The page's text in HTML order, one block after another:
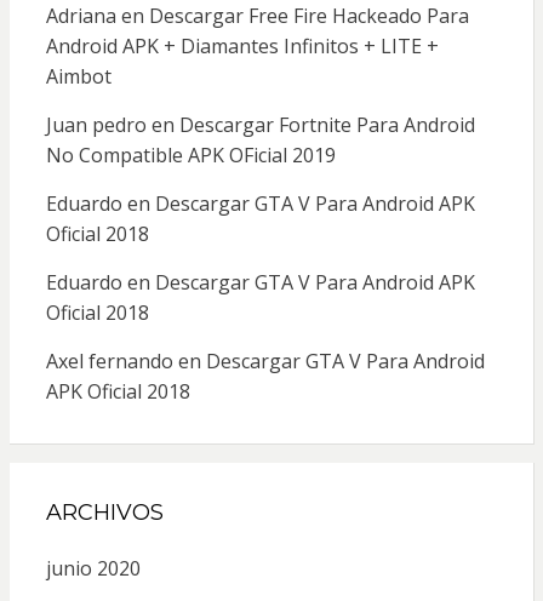
Adriana en Descargar Free Fire Hackeado Para
Android APK + Diamantes Infinitos + LITE +
Aimbot
Juan pedro en Descargar Fortnite Para Android
No Compatible APK OFicial 2019
Eduardo en Descargar GTA V Para Android APK
Oficial 2018
Eduardo en Descargar GTA V Para Android APK
Oficial 2018
Axel fernando en Descargar GTA V Para Android
APK Oficial 2018
ARCHIVOS
junio 2020